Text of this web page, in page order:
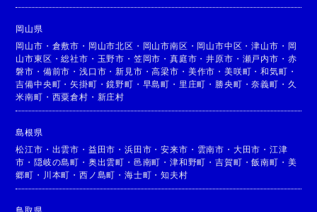
岡山県
岡山市 ・ 倉敷市 ・ 岡山市北区 ・ 岡山市南区 ・ 岡山市中区 ・津山市 ・ 岡
山市東区 ・総社市 ・ 玉野市 ・ 笠岡市 ・真庭市 ・井原市 ・ 瀬戸内市 ・ 赤
磐市 ・ 備前市 ・浅口市 ・新見市 ・高梁市 ・ 美作市 ・ 美咲町 ・和気町 ・
吉備中央町 ・矢掛町 ・鏡野町 ・ 早島町 ・ 里庄町 ・ 勝央町 ・奈義町 ・ 久
米南町 ・ 西粟倉村 ・ 新庄村
島根県
松江市 ・ 出雲市 ・ 益田市 ・浜田市 ・安来市 ・ 雲南市 ・ 大田市 ・ 江津
市 ・隠岐の島町 ・ 奥出雲町 ・ 邑南町 ・津和野町 ・吉賀町 ・飯南町 ・ 美
郷町 ・ 川本町 ・西ノ島町 ・海士町 ・知夫村